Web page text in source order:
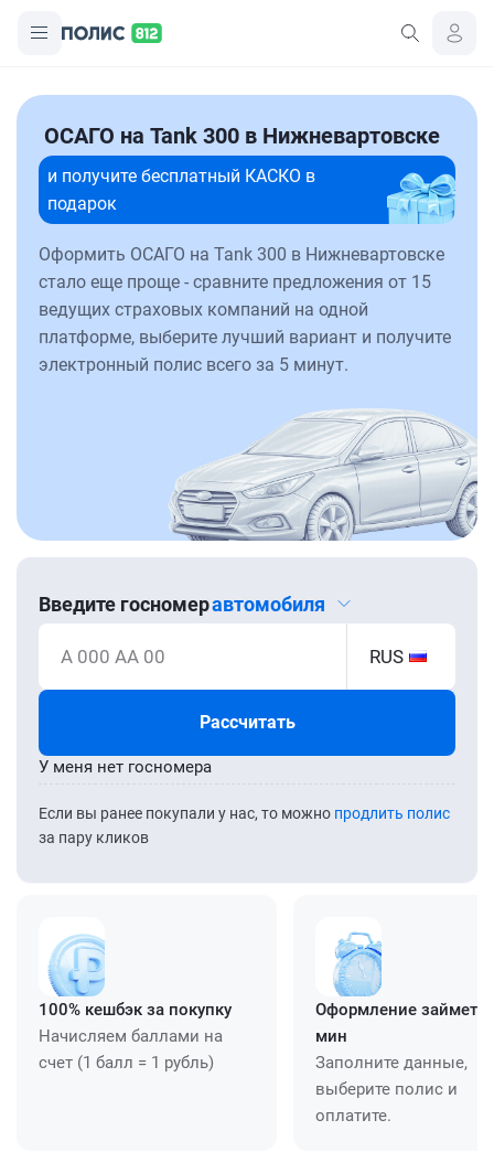
ОСАГО на Tank 300 в Нижневартовске
и получите бесплатный КАСКО в
подарок
Оформить ОСАГО на Tank 300 в Нижневартовске
стало еще проще - сравните предложения от 15
ведущих страховых компаний на одной
платформе, выберите лучший вариант и получите
электронный полис всего за 5 минут.
Введите госномеравтомобиля
А 000 АА 00 RUS
Рассчитать
Если вы ранее покупали у нас, то можно продлить полис
за пару кликов
У меня нет госномера
100% кешбэк за покупку
Начисляем баллами на
счет (1 балл = 1 рубль)
Оформление займет
мин
Заполните данные,
выберите полис и
оплатите.